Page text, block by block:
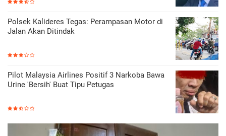
Polsek Kalideres Tegas: Perampasan Motor di
Jalan Akan Ditindak
Pilot Malaysia Airlines Positif 3 Narkoba Bawa
Urine 'Bersih' Buat Tipu Petugas